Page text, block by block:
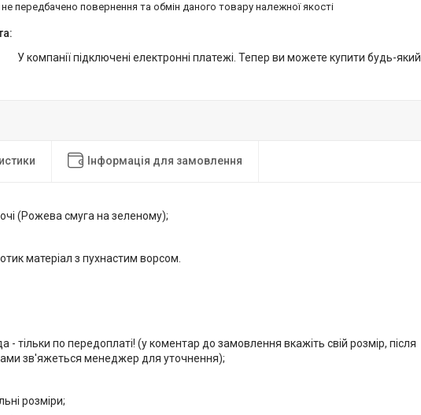
не передбачено повернення та обмін даного товару належної якості
У компанії підключені електронні платежі. Тепер ви можете купити будь-який
Інформація для замовлення
(Рожева смуга на зеленому);
матеріал з пухнастим ворсом.
- тільки по передоплаті! (у коментар до замовлення вкажіть свій розмір, після
зв'яжеться менеджер для уточнення);
розміри;